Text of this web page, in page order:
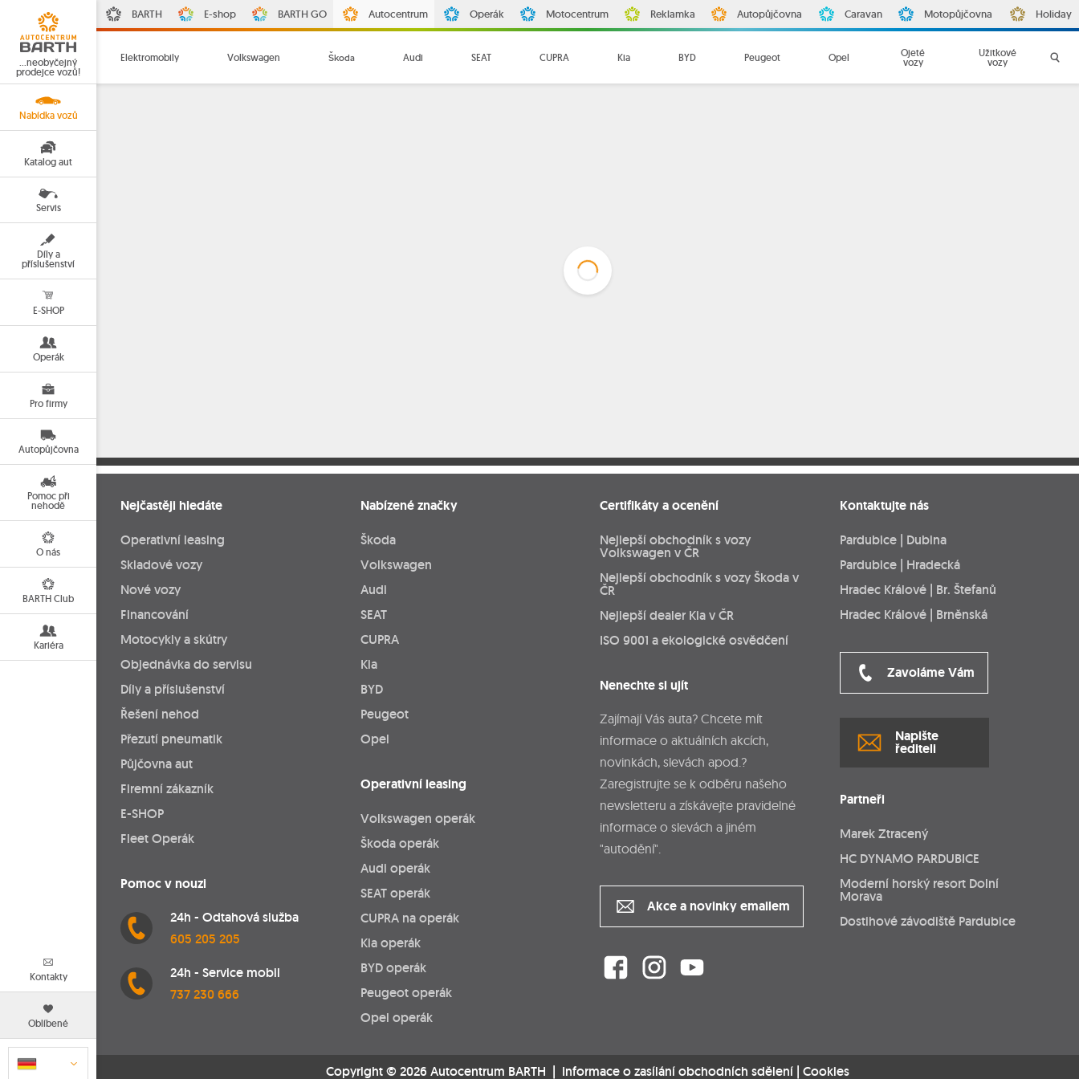
…neobyčejný
prodejce vozů!
Nabídka vozů
Katalog aut
Servis
Díly a
příslušenství
E-SHOP
Operák
Pro firmy
Autopůjčovna
Pomoc při
nehodě
O nás
BARTH Club
Kariéra
Kontakty
Oblíbené
BARTH E-shop BARTH GO Autocentrum Operák Motocentrum Reklamka Autopůjčovna Caravan Motopůjčovna Holiday
Elektromobily Volkswagen Škoda Audi SEAT CUPRA Kia BYD Peugeot Opel
Ojeté
vozy
Užitkové
vozy
Nejčastěji hledáte
Operativní leasing
Skladové vozy
Nové vozy
Financování
Motocykly a skútry
Objednávka do servisu
Díly a příslušenství
Řešení nehod
Přezutí pneumatik
Půjčovna aut
Firemní zákazník
E-SHOP
Fleet Operák
Pomoc v nouzi
24h - Odtahová služba
605 205 205
24h - Service mobil
737 230 666
Nabízené značky
Škoda
Volkswagen
Audi
SEAT
CUPRA
Kia
BYD
Peugeot
Opel
Operativní leasing
Volkswagen operák
Škoda operák
Audi operák
SEAT operák
CUPRA na operák
Kia operák
BYD operák
Peugeot operák
Opel operák
Certifikáty a ocenění
Nejlepší obchodník s vozy
Volkswagen v ČR
Nejlepší obchodník s vozy Škoda v
ČR
Nejlepší dealer Kia v ČR
ISO 9001 a ekologické osvědčení
Nenechte si ujít
Zajímají Vás auta? Chcete mít
informace o aktuálních akcích,
novinkách, slevách apod.?
Zaregistrujte se k odběru našeho
newsletteru a získávejte pravidelné
informace o slevách a jiném
"autodění".
Akce a novinky emailem
Kontaktujte nás
Pardubice | Dubina
Pardubice | Hradecká
Hradec Králové | Br. Štefanů
Hradec Králové | Brněnská
Zavoláme Vám
Napište
řediteli
Partneři
Marek Ztracený
HC DYNAMO PARDUBICE
Moderní horský resort Dolní
Morava
Dostihové závodiště Pardubice
Copyright © 2026 Autocentrum BARTH | Informace o zasílání obchodních sdělení | Cookies